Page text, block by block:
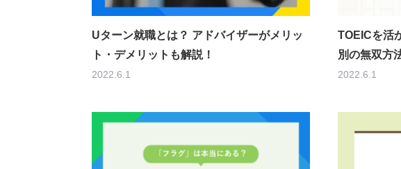
Uターン就職とは？ アドバイザーがメリッ
ト・デメリットも解説！
2022.6.1
TOEICを活
別の無双方
2022.6.1